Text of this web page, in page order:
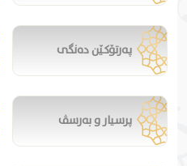
پەرتۆکێن دەنگی
پرسیار و بەرسڤ